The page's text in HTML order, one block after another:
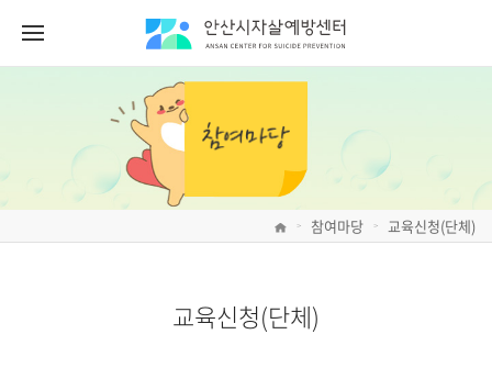
> 참여마당 > 교육신청(단체)
교육신청(단체)